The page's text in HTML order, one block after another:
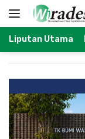
Langsung
Liputan Utama